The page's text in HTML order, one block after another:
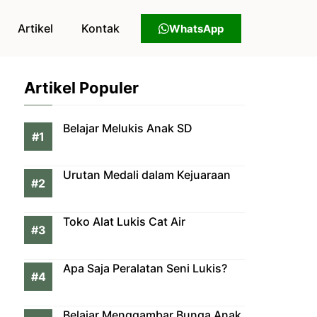
Artikel Kontak WhatsApp
Artikel Populer
Belajar Melukis Anak SD
Urutan Medali dalam Kejuaraan
Toko Alat Lukis Cat Air
Apa Saja Peralatan Seni Lukis?